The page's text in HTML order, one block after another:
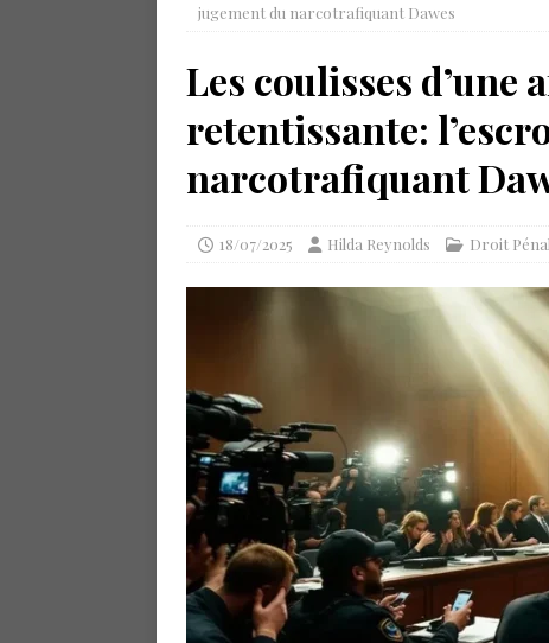
jugement du narcotrafiquant Dawes
Les coulisses
retentissante:
narcotrafiquant
18/07/2025 Hilda Reynolds Droit Pénal